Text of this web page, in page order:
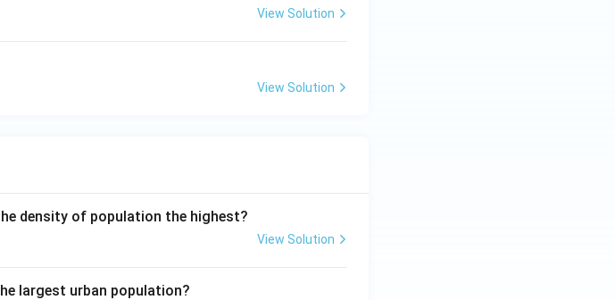
View Solution
View Solution
density of population the highest?
View Solution
largest urban population?